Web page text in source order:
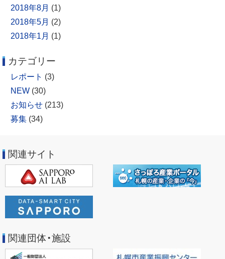
2018年8月 (1)
2018年5月 (2)
2018年1月 (1)
カテゴリー
レポート (3)
NEW (30)
お知らせ (213)
募集 (34)
関連サイト
関連団体・施設